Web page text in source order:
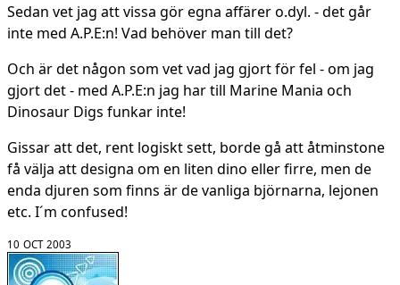
Sedan vet jag att vissa gör egna affärer o.dyl. - det går
inte med A.P.E:n! Vad behöver man till det?
Och är det någon som vet vad jag gjort för fel - om jag
gjort det - med A.P.E:n jag har till Marine Mania och
Dinosaur Digs funkar inte!
Gissar att det, rent logiskt sett, borde gå att åtminstone
få välja att designa om en liten dino eller firre, men de
enda djuren som finns är de vanliga björnarna, lejonen
etc. I´m confused!
10 OCT 2003